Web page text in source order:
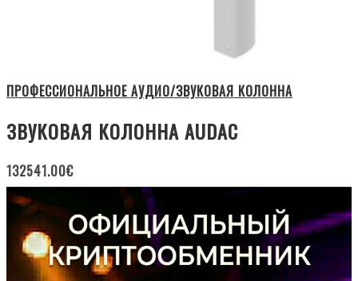
ПРОФЕССИОНАЛЬНОЕ АУДИО/ЗВУКОВАЯ КОЛОННА
ЗВУКОВАЯ КОЛОННА AUDAC
132541.00€